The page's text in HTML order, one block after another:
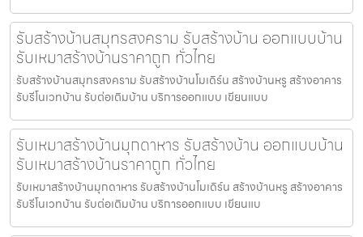
รับสร้างบ้านสมุทรสงคราม รับสร้างบ้าน ออกแบบบ้าน
รับเหมาสร้างบ้านราคาถูก ทั่วไทย
รับสร้างบ้านสมุทรสงคราม รับสร้างบ้านโมเดิร์น สร้างบ้านหรู สร้างอาคาร
รับรีโนเวทบ้าน รับต่อเติมบ้าน บริการออกแบบ เขียนแบบ
รับเหมาสร้างบ้านมุกดาหาร รับสร้างบ้าน ออกแบบบ้าน
รับเหมาสร้างบ้านราคาถูก ทั่วไทย
รับเหมาสร้างบ้านมุกดาหาร รับสร้างบ้านโมเดิร์น สร้างบ้านหรู สร้างอาคาร
รับรีโนเวทบ้าน รับต่อเติมบ้าน บริการออกแบบ เขียนแบ